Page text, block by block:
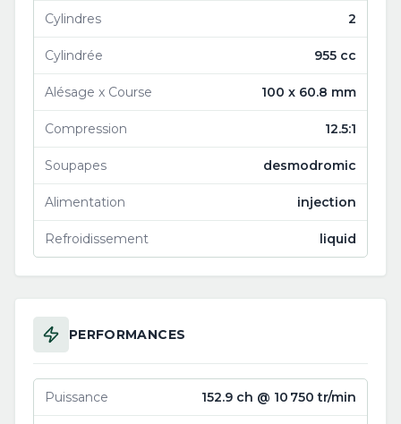
Cylindres 2
Cylindrée 955 cc
Alésage x Course 100 x 60.8 mm
Compression 12.5:1
Soupapes desmodromic
Alimentation injection
Refroidissement liquid
PERFORMANCES
Puissance 152.9 ch @ 10 750 tr/min